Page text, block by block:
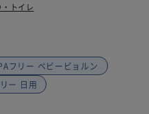
トイレ
フリー ベビービョルン
ー 日用